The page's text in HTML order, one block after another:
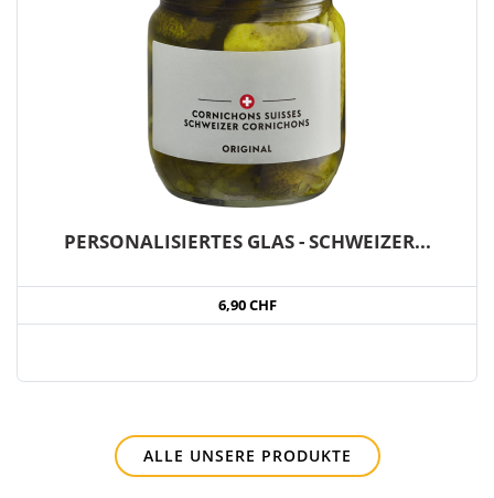
PERSONALISIERTES GLAS - SCHWEIZER...
6,90 CHF
ALLE UNSERE PRODUKTE